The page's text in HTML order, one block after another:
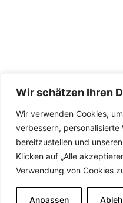
Wir schätzen Ihren
Wir verwenden Cookies,
verbessern, personalisierte
bereitzustellen und
Klicken auf „Alle
Verwendung von Cookies
Anpassen